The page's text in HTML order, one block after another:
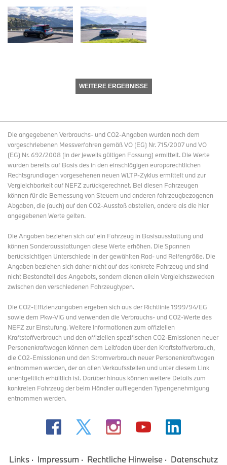
WEITERE ERGEBNISSE
Die angegebenen Verbrauchs- und CO2-Angaben wurden nach dem
vorgeschriebenen Messverfahren gemäß VO (EG) Nr. 715/2007 und VO
(EG) Nr. 692/2008 (in der jeweils gültigen Fassung) ermittelt. Die Werte
wurden bereits auf Basis des in den einschlägigen europarechtlichen
Rechtsgrundlagen vorgesehenen neuen WLTP-Zyklus ermittelt und zur
Vergleichbarkeit auf NEFZ zurückgerechnet. Bei diesen Fahrzeugen
können für die Bemessung von Steuern und anderen fahrzeugbezogenen
Abgaben, die (auch) auf den CO2-Ausstoß abstellen, andere als die hier
angegebenen Werte gelten.
Die Angaben beziehen sich auf ein Fahrzeug in Basisausstattung und
können Sonderausstattungen diese Werte erhöhen. Die Spannen
berücksichtigen Unterschiede in der gewählten Rad- und Reifengröße. Die
Angaben beziehen sich daher nicht auf das konkrete Fahrzeug und sind
nicht Bestandteil des Angebots, sondern dienen allein Vergleichszwecken
zwischen den verschiedenen Fahrzeugtypen.
Die CO2-Effizienzangaben ergeben sich aus der Richtlinie 1999/94/EG
sowie dem Pkw-VIG und verwenden die Verbrauchs- und CO2-Werte des
NEFZ zur Einstufung. Weitere Informationen zum offiziellen
Kraftstoffverbrauch und den offiziellen spezifischen CO2-Emissionen neuer
Personenkraftwagen können dem Leitfaden über den Kraftstoffverbrauch,
die CO2-Emissionen und den Stromverbrauch neuer Personenkraftwagen
entnommen werden, der an allen Verkaufsstellen und unter diesem Link
unentgeltlich erhältlich ist. Darüber hinaus können weitere Details zum
konkreten Fahrzeug der beim Händler aufliegenden Typengenehmigung
entnommen werden.
Links Impressum Rechtliche Hinweise
Datenschutz